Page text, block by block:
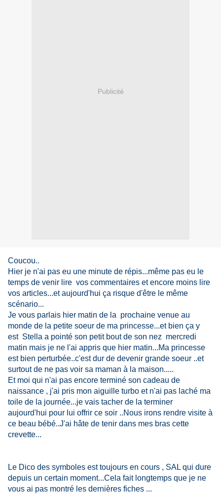
Publicité
Coucou..
Hier je n'ai pas eu une minute de répis...même pas eu le
temps de venir lire vos commentaires et encore moins lire
vos articles...et aujourd'hui ça risque d'être le même
scénario...
Je vous parlais hier matin de la prochaine venue au
monde de la petite soeur de ma princesse...et bien ça y
est Stella a pointé son petit bout de son nez mercredi
matin mais je ne l'ai appris que hier matin...Ma princesse
est bien perturbée..c'est dur de devenir grande soeur ..et
surtout de ne pas voir sa maman à la maison.....
Et moi qui n'ai pas encore terminé son cadeau de
naissance , j'ai pris mon aiguille turbo et n'ai pas laché ma
toile de la journée...je vais tacher de la terminer
aujourd'hui pour lui offrir ce soir ..Nous irons rendre visite à
ce beau bébé..J'ai hâte de tenir dans mes bras cette
crevette...
Le Dico des symboles est toujours en cours , SAL qui dure
depuis un certain moment...Cela fait longtemps que je ne
vous ai pas montré les dernières fiches ...